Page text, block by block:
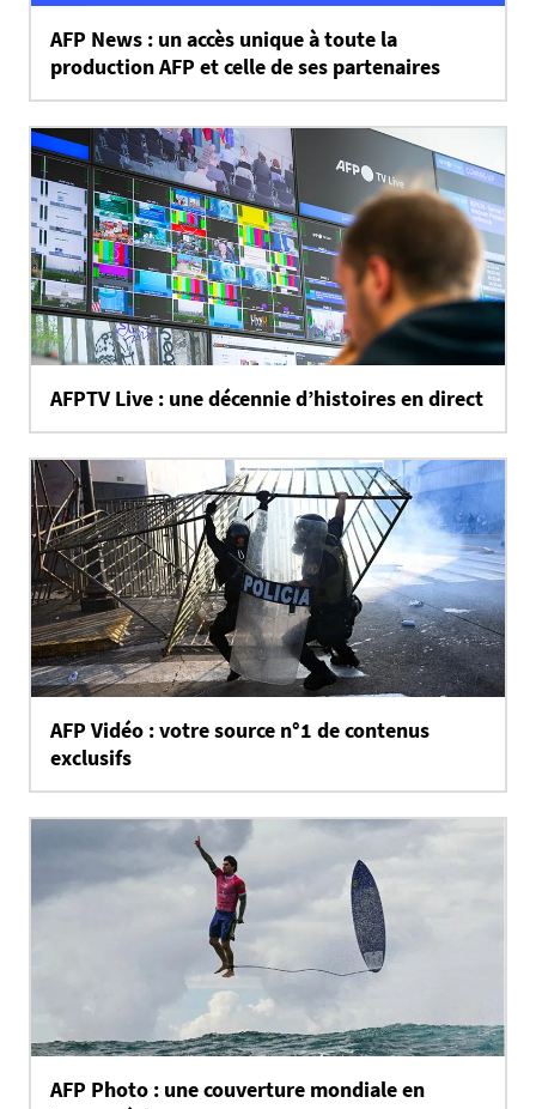
AFP News : un accès unique à toute la
production AFP et celle de ses partenaires
AFPTV Live : une décennie d’histoires en direct
AFP Vidéo : votre source n°1 de contenus
exclusifs
AFP Photo : une couverture mondiale en